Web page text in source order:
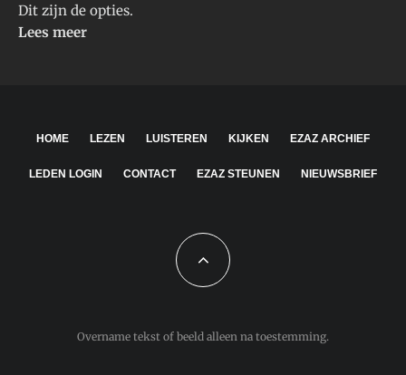
Dit zijn de opties.
Lees meer
HOME LEZEN LUISTEREN KIJKEN EZAZ ARCHIEF
LEDEN LOGIN CONTACT EZAZ STEUNEN NIEUWSBRIEF
Overname tekst of beeld alleen na toestemming.